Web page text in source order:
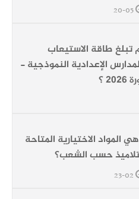
تبلغ طاقة الاستيعاب
الإعدادية النموذجية -
؟
المواد الاختيارية المتاحة
حسب الشعب؟